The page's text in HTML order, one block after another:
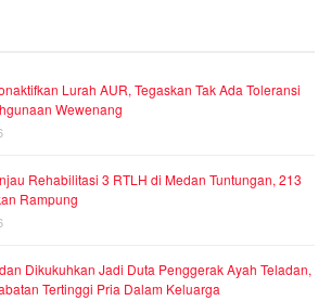
Lurah AUR, Tegaskan Tak Ada Toleransi
Wewenang
Rehabilitasi 3 RTLH di Medan Tuntungan, 213
Rampung
Dikukuhkan Jadi Duta Penggerak Ayah Teladan,
Tertinggi Pria Dalam Keluarga